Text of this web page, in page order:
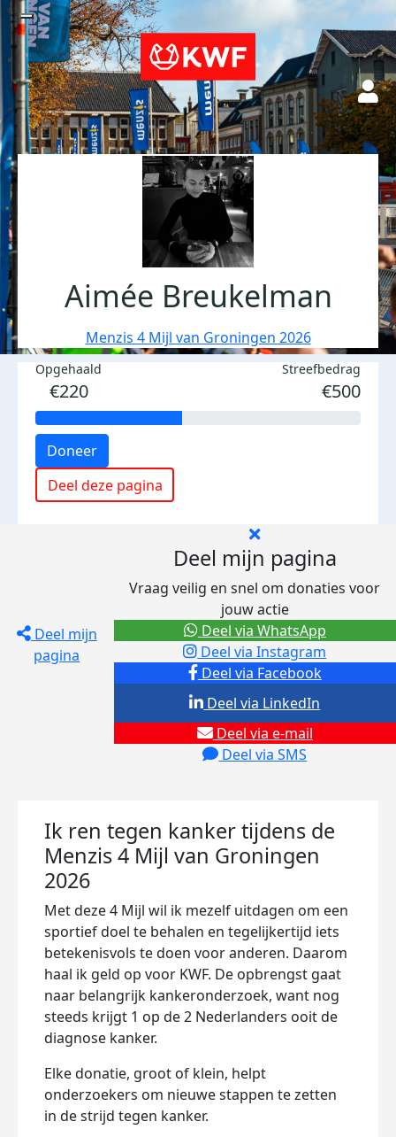
Aimée Breukelman
Menzis 4 Mijl van Groningen 2026
Opgehaald
€220
Streefbedrag
€500
Doneer
Deel deze pagina
Deel mijn
pagina
Deel mijn pagina
Vraag veilig en snel om donaties voor
jouw actie
Deel via Facebook
Deel via Instagram
Deel via e-mail
Deel via SMS
Deel via LinkedIn
Deel via WhatsApp
Ik ren tegen kanker tijdens de
Menzis 4 Mijl van Groningen
2026
Met deze 4 Mijl wil ik mezelf uitdagen om een
sportief doel te behalen en tegelijkertijd iets
betekenisvols te doen voor anderen. Daarom
haal ik geld op voor KWF. De opbrengst gaat
naar belangrijk kankeronderzoek, want nog
steeds krijgt 1 op de 2 Nederlanders ooit de
diagnose kanker.
Elke donatie, groot of klein, helpt
onderzoekers om nieuwe stappen te zetten
in de strijd tegen kanker.